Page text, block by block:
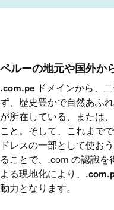
ペルーの地元や国外か
.com.pe ドメインから、
ず、歴史豊かで自然あふ
が所在している、または
こと。そして、これまで
ドレスの一部として使お
ることで、.com の認識を
よる現地化により、
動力となります。